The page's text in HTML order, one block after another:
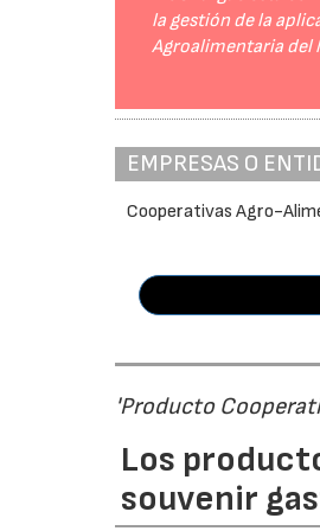
la gestión de la
Agroalimentaria del
EMPRESAS O
Cooperativas Agro-
'Producto
Los
souvenir